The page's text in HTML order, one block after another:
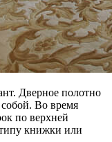
Дверное полотно
Во время
по верхней
книжки или